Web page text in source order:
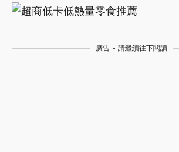
廣告 - 請繼續往下閱讀